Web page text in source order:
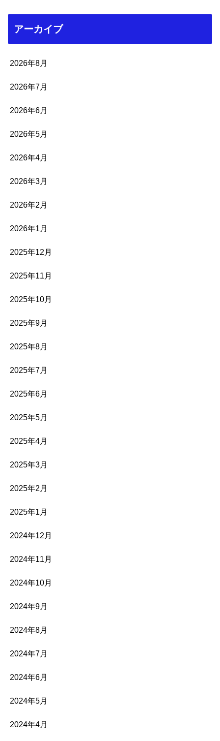
アーカイブ
2026年8月
2026年7月
2026年6月
2026年5月
2026年4月
2026年3月
2026年2月
2026年1月
2025年12月
2025年11月
2025年10月
2025年9月
2025年8月
2025年7月
2025年6月
2025年5月
2025年4月
2025年3月
2025年2月
2025年1月
2024年12月
2024年11月
2024年10月
2024年9月
2024年8月
2024年7月
2024年6月
2024年5月
2024年4月